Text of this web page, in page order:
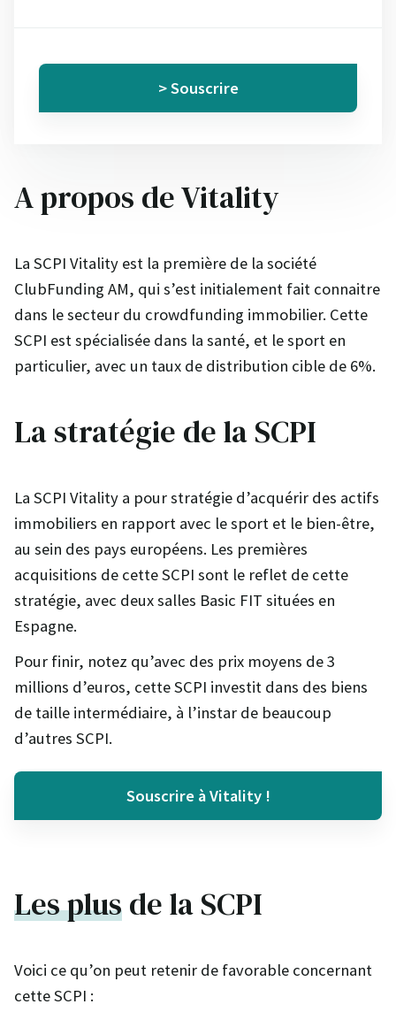
> Souscrire
A propos de Vitality
La SCPI Vitality est la première de la société
ClubFunding AM, qui s’est initialement fait connaitre
dans le secteur du crowdfunding immobilier. Cette
SCPI est spécialisée dans la santé, et le sport en
particulier, avec un taux de distribution cible de 6%.
La stratégie de la SCPI
La SCPI Vitality a pour stratégie d’acquérir des actifs
immobiliers en rapport avec le sport et le bien-être,
au sein des pays européens. Les premières
acquisitions de cette SCPI sont le reflet de cette
stratégie, avec deux salles Basic FIT situées en
Espagne.
Pour finir, notez qu’avec des prix moyens de 3
millions d’euros, cette SCPI investit dans des biens
de taille intermédiaire, à l’instar de beaucoup
d’autres SCPI.
Souscrire à Vitality !
Les plusde la SCPI
Voici ce qu’on peut retenir de favorable concernant
cette SCPI :